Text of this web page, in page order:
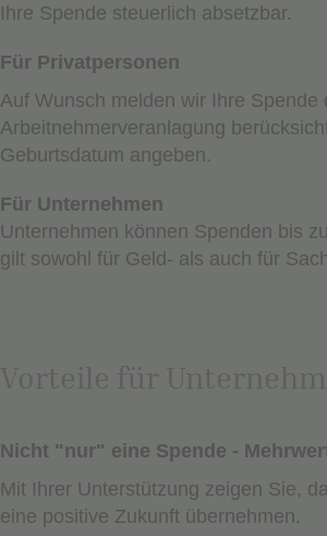
Ihre Spende steuerlich absetzbar.
Für Privatpersonen
Auf Wunsch melden wir Ihre
Arbeitnehmerveranlagung
Geburtsdatum angeben.
Für Unternehmen
Unternehmen können Spenden bis zu
gilt sowohl für Geld- als auch für
Nicht "nur" eine Spende -
Mit Ihrer Unterstützung zeigen Sie,
eine positive Zukunft übernehmen.